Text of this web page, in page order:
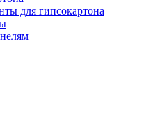
для гипсокартона